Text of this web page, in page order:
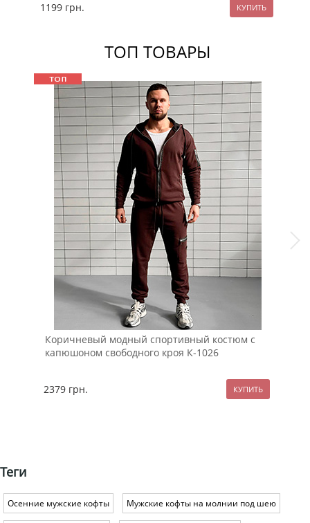
1199 грн.
ТОП ТОВАРЫ
Коричневый модный спортивный костюм с
капюшоном свободного кроя К-1026
2379 грн.
Теги
Осенние мужские кофты Мужские кофты на молнии под шею